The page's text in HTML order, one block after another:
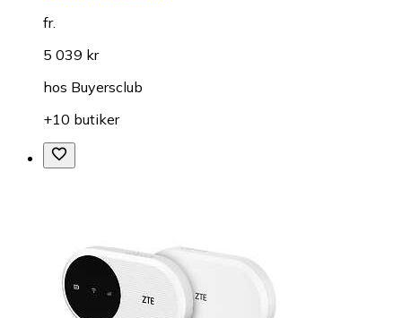
fr.
5 039 kr
hos Buyersclub
+10 butiker